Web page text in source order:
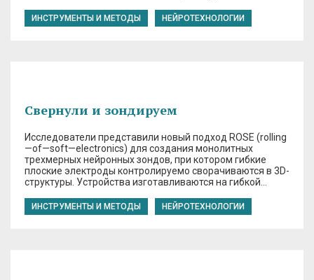
ИНСТРУМЕНТЫ И МЕТОДЫ НЕЙРОТЕХНОЛОГИИ
Свернули и зондируем
Исследователи представили новый подход ROSE (rolling
—of—soft—electronics) для создания монолитных
трехмерных нейронных зондов, при котором гибкие
плоские электроды контролируемо сворачиваются в 3D-
структуры. Устройства изготавливаются на гибкой…
ИНСТРУМЕНТЫ И МЕТОДЫ НЕЙРОТЕХНОЛОГИИ